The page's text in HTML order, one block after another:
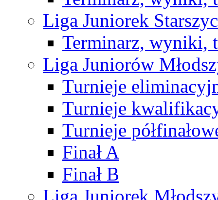
Liga Juniorek
Terminarz, wyniki,
Liga Juniorów
Turnieje
Turnieje
Turnieje
Finał A
Finał B
Liga Juniorek